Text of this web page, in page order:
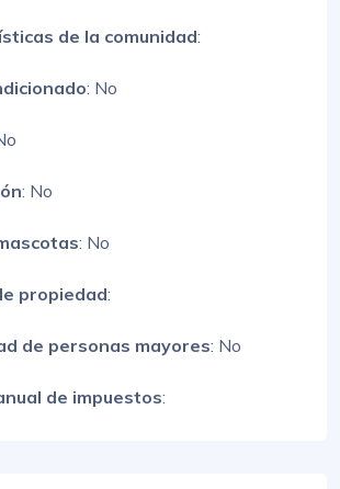
de la comunidad:
: No
: No
: No
propiedad:
de personas mayores: No
de impuestos: